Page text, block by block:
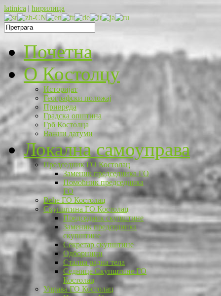
latinica | ћирилица
Почетна
O Костолцу
Историјат
Географски положај
Привреда
Градска општина
Грб Костолца
Важни датуми
Локална самоуправа
Председник ГО Костолац
Заменик председника ГО
Помоћник председника
ГО
Веће ГО Костолац
Скупштина ГО Костолац
Председник скупштине
Заменик председника
скупштине
Секретар скупштине
Одборници
Стална радна тела
Седнице Скупштине ГО
Костолац
Управа ГО Костолац